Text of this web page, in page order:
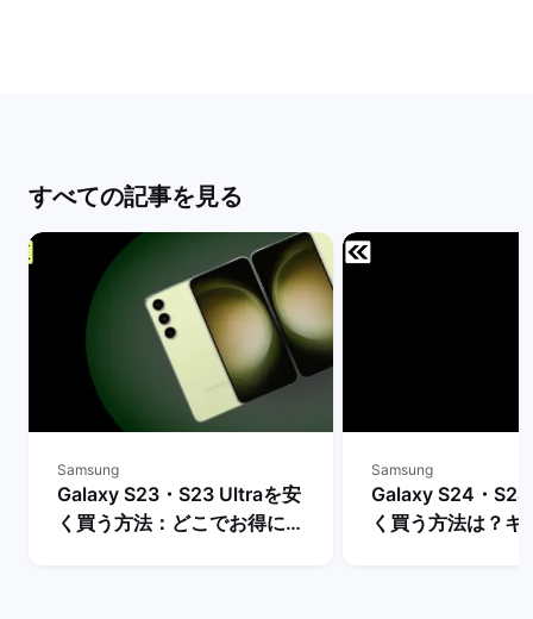
すべての記事を見る
Samsung
Galaxy S23・S23 Ultraを安
く買う方法：どこでお得に購
Samsung
Galaxy S24・
く買う方法は？キ